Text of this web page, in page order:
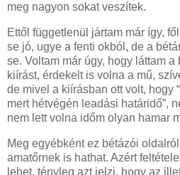
meg nagyon sokat veszítek.
Ettől függetlenül jártam már így,
se jó, ugye a fenti okból, de a
se. Voltam már úgy, hogy láttam
kiírást, érdekelt is volna a mű,
de mivel a kiírásban ott volt, hogy
mert hétvégén leadási határidő”,
nem lett volna időm olyan hamar
Meg egyébként ez bétázói
amatőrnek is hathat. Azért
lehet, tényleg azt jelzi, hogy az